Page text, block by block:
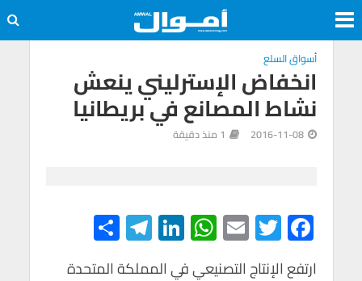
أسواق السلع
انخفاض الإسترليني ينعش
نشاط المصانع في بريطانيا
2016-11-08 1 منذ دقيقة
F
ac
T
wi
E
m
W
h
Li
n
Te
le
h
ارتفع الإنتاج التصنيعي في المملكة المتحدة